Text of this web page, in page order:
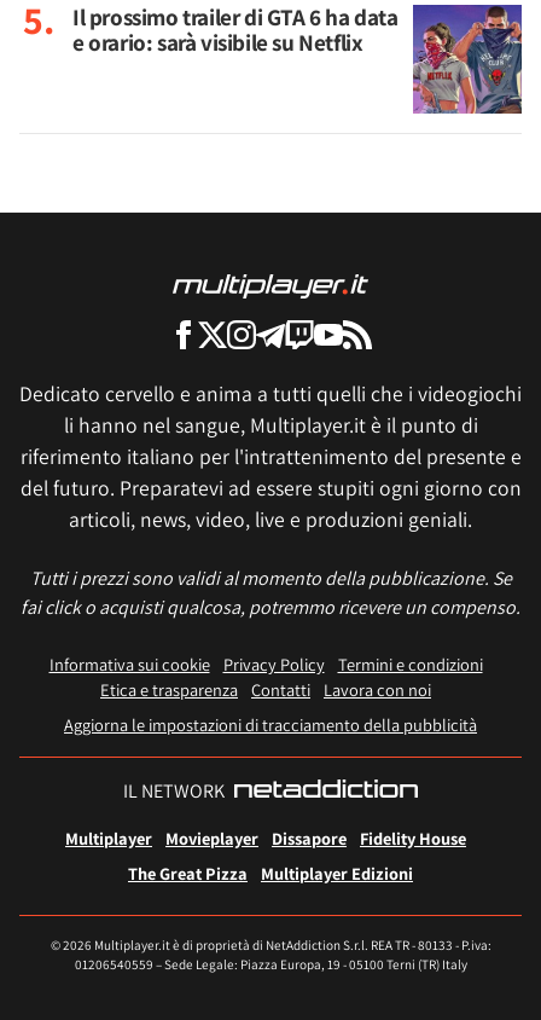
Il prossimo trailer di GTA 6 ha data
e orario: sarà visibile su Netflix
Dedicato cervello e anima a tutti quelli che i videogiochi
li hanno nel sangue, Multiplayer.it è il punto di
riferimento italiano per l'intrattenimento del presente e
del futuro. Preparatevi ad essere stupiti ogni giorno con
articoli, news, video, live e produzioni geniali.
Tutti i prezzi sono validi al momento della pubblicazione. Se
fai click o acquisti qualcosa, potremmo ricevere un compenso.
Informativa sui cookie Privacy Policy
Termini e condizioni
Etica e trasparenza Contatti
Lavora con noi
Aggiorna le impostazioni di tracciamento della pubblicità
IL NETWORK
Multiplayer Movieplayer Dissapore
Fidelity House
The Great Pizza
Multiplayer Edizioni
© 2026 Multiplayer.it è di proprietà di NetAddiction S.r.l. REA TR - 80133 - P.iva:
01206540559 – Sede Legale: Piazza Europa, 19 - 05100 Terni (TR) Italy